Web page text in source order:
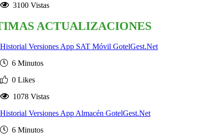
3100 Vistas
ACTUALIZACIONES
Historial Versiones App SAT Móvil GotelGest.Net
6 Minutos
0 Likes
1078 Vistas
Historial Versiones App Almacén GotelGest.Net
6 Minutos